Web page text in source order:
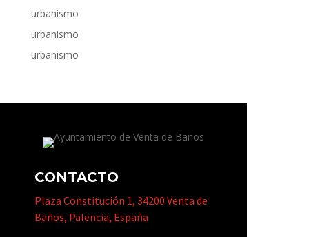
urbanismo
urbanismo
urbanismo
CONTACTO
Plaza Constitución 1, 34200 Venta de
Baños, Palencia, España